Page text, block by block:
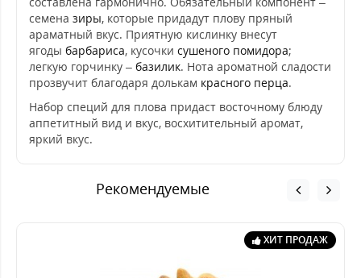
семена зиры, которые придадут плову пряный
араматный вкус. Приятную кислинку внесут
ягоды барбариса, кусочки сушеного помидора;
легкую горчинку – базилик. Нота ароматной сладости
прозвучит благодаря долькам красного перца.
Набор специй для плова придаст восточному блюду
аппетитный вид и вкус, восхитительный аромат,
яркий вкус.
Рекомендуемые
ХИТ ПРОДАЖ